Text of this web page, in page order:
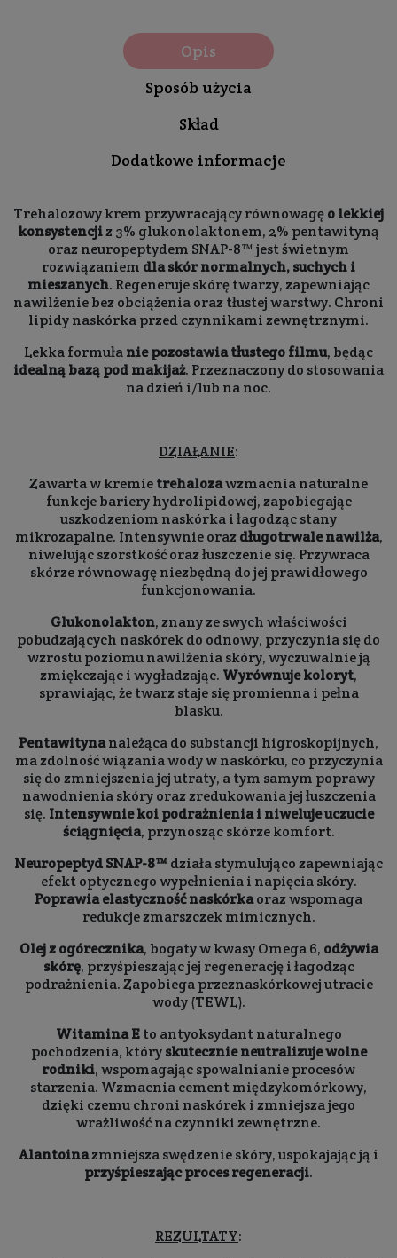
Opis
Sposób użycia
Skład
Dodatkowe informacje
Trehalozowy krem przywracający równowagęo lekkiej
konsystencjiz 3% glukonolaktonem, 2% pentawityną
oraz neuropeptydem SNAP-8™ jest świetnym
rozwiązaniem dla skór normalnych, suchych i
mieszanych. Regeneruje skórę twarzy, zapewniając
nawilżenie bez obciążenia oraz tłustej warstwy. Chroni
lipidy naskórka przed czynnikami zewnętrznymi.
Lekka formułanie pozostawia tłustego filmu, będąc
idealną bazą pod makijaż. Przeznaczony do stosowania
na dzień i/lub na noc.
DZIAŁANIE:
Zawarta w kremietrehalozawzmacnia naturalne
funkcje bariery hydrolipidowej, zapobiegając
uszkodzeniom naskórka i łagodząc stany
mikrozapalne. Intensywnie orazdługotrwale nawilża,
niwelując szorstkość oraz łuszczenie się. Przywraca
skórze równowagę niezbędną do jej prawidłowego
funkcjonowania.
Glukonolakton, znany ze swych właściwości
pobudzających naskórek do odnowy, przyczynia się do
wzrostu poziomu nawilżenia skóry, wyczuwalnie ją
zmiękczając i wygładzając. Wyrównuje koloryt,
sprawiając, że twarz staje się promienna i pełna
blasku.
Pentawitynanależąca do substancji higroskopijnych,
ma zdolność wiązania wody w naskórku, co przyczynia
się do zmniejszenia jej utraty, a tym samym poprawy
nawodnienia skóry oraz zredukowania jej łuszczenia
się. Intensywnie koi podrażnienia i niweluje uczucie
ściągnięcia, przynosząc skórze komfort.
Neuropeptyd SNAP-8™ działa stymulująco zapewniając
efekt optycznego wypełnienia i napięcia skóry.
Poprawia elastyczność naskórkaoraz wspomaga
redukcje zmarszczek mimicznych.
Olej z ogórecznika, bogaty w kwasy Omega 6, odżywia
skórę, przyśpieszając jej regenerację i łagodząc
podrażnienia. Zapobiega przeznaskórkowej utracie
wody (TEWL).
Witamina Eto antyoksydant naturalnego
pochodzenia, któryskutecznie neutralizuje wolne
rodniki, wspomagając spowalnianie procesów
starzenia. Wzmacnia cement międzykomórkowy,
dzięki czemu chroni naskórek i zmniejsza jego
wrażliwość na czynniki zewnętrzne.
Alantoinazmniejsza swędzenie skóry, uspokajając ją i
przyśpieszając proces regeneracji.
REZULTATY: